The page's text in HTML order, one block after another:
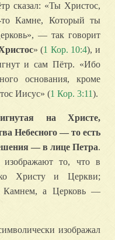
сказал: «Ты Христос,
Камне, Который ты
— так говорит
» (1 Кор. 10:4), и
и сам Пётр. «Ибо
основания, кроме
Иисус» (1 Кор. 3:11).
на Христе,
Небесного — то есть
— в лице Петра.
то, что в
ко Христу и Церкви;
Камнем, а Церковь —
изображал